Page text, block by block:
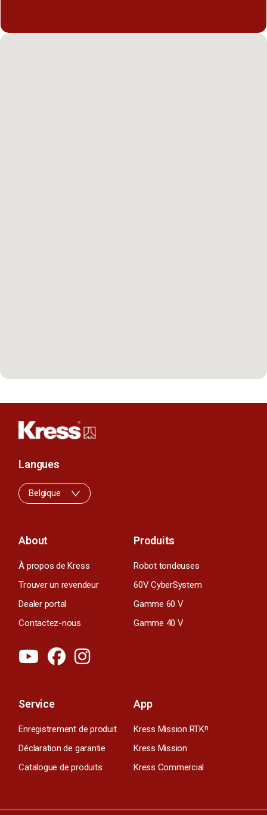
About
À propos de Kress
Trouver un revendeur
Dealer portal
Contactez-nous
Produits
Robot tondeuses
60V CyberSystem
Gamme 60 V
Gamme 40 V
Service
Enregistrement de produit
Déclaration de garantie
Catalogue de produits
App
Kress Mission RTKn
Kress Mission
Kress Commercial
Langues
Belgique